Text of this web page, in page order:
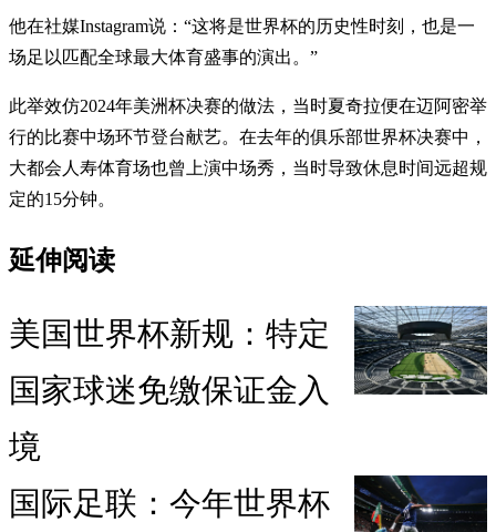
他在社媒Instagram说：“这将是世界杯的历史性时刻，也是一
场足以匹配全球最大体育盛事的演出。”
此举效仿2024年美洲杯决赛的做法，当时夏奇拉便在迈阿密举
行的比赛中场环节登台献艺。在去年的俱乐部世界杯决赛中，
大都会人寿体育场也曾上演中场秀，当时导致休息时间远超规
定的15分钟。
延伸阅读
美国世界杯新规：特定
国家球迷免缴保证金入
境
国际足联：今年世界杯